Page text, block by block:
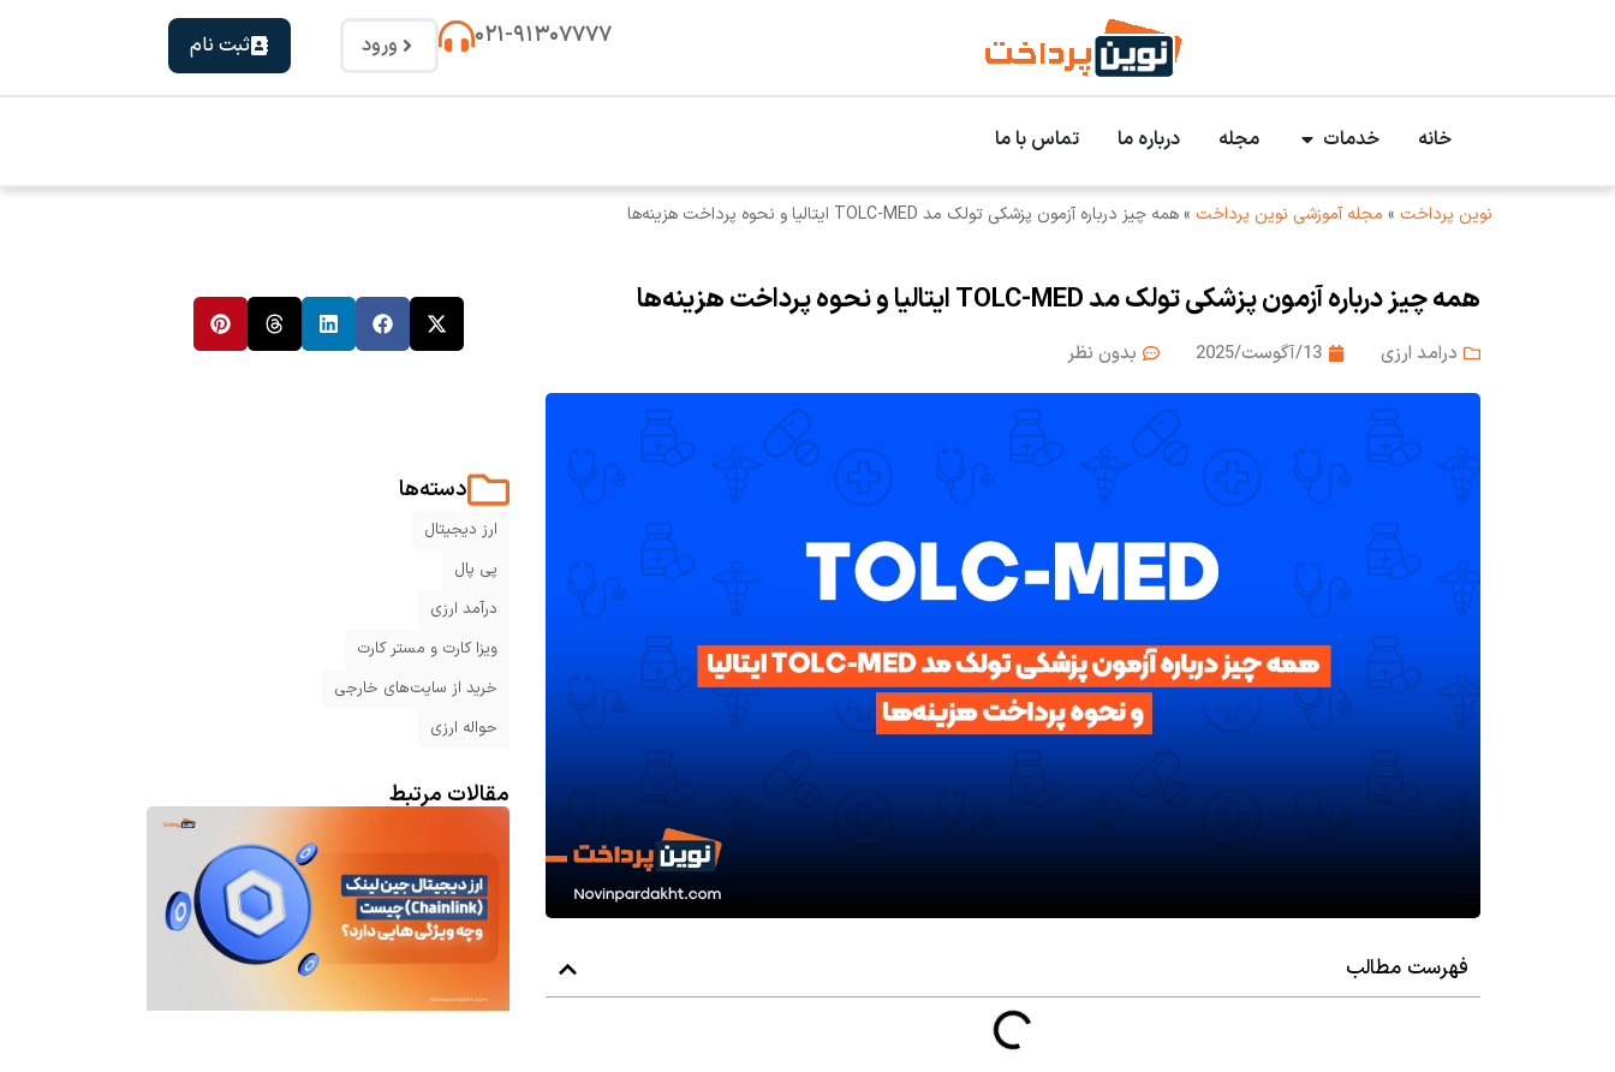
۰۲۱-۹۱۳۰۷۷۷۷ ورود ثبت نام
خانه خدمات مجله درباره ما تماس با ما
نوین پرداخت » مجله آموزشی نوین پرداخت »همه چیز درباره آزمون پزشکی تولک مد TOLC-MED ایتالیا و نحوه پرداخت هزینه‌ها
همه چیز درباره آزمون پزشکی تولک مد TOLC-MED ایتالیا و نحوه پرداخت هزینه‌ها
درامد ارزی 13/آگوست/2025 بدون نظر
فهرست مطالب
دسته‌ها
ارز دیجیتال
پی پال
درآمد ارزی
ویزا کارت و مستر کارت
خرید از سایت‌های خارجی
حواله ارزی
مقالات مرتبط